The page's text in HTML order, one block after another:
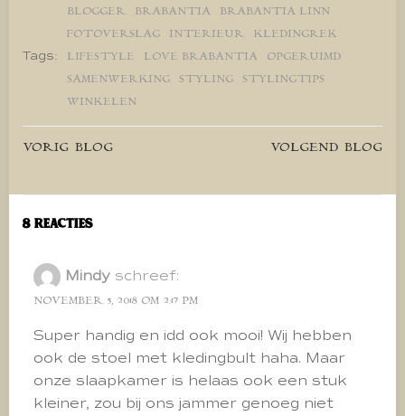
Tags:
BLOGGER BRABANTIA
BRABANTIA LINN
FOTOVERSLAG
INTERIEUR
KLEDINGREK
LIFESTYLE
LOVE BRABANTIA
OPGERUIMD
SAMENWERKING
STYLING
STYLINGTIPS
WINKELEN
Bericht
navigatie
VORIG BLOG
Bericht
navigatie
VOLGEND BLOG
8 Reacties
Mindy schreef:
NOVEMBER 5, 2018 OM 2:17 PM
Super handig en idd ook mooi! Wij hebben
ook de stoel met kledingbult haha. Maar
onze slaapkamer is helaas ook een stuk
kleiner, zou bij ons jammer genoeg niet